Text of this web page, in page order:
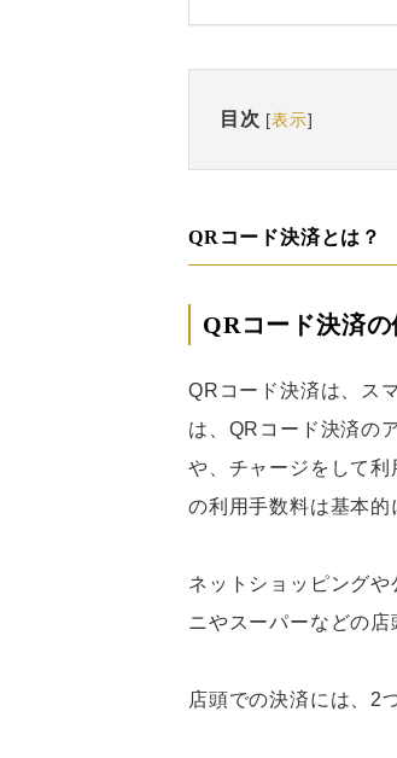
目次 [表示]
QRコード決済とは？
QRコード決済の
QRコード決済は、ス
は、QRコード決済の
や、チャージをして
の利用手数料は基本的
ネットショッピング
ニやスーパーなどの店
店頭での決済には、2